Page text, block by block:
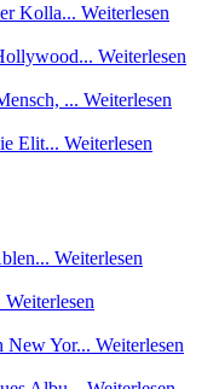
Kolla... Weiterlesen
Weiterlesen
... Weiterlesen
Elit... Weiterlesen
Weiterlesen
Weiterlesen
New Yor... Weiterlesen